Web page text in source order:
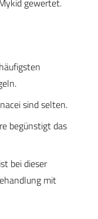
gewertet.
sind selten.
begünstigt das
bei dieser
mit